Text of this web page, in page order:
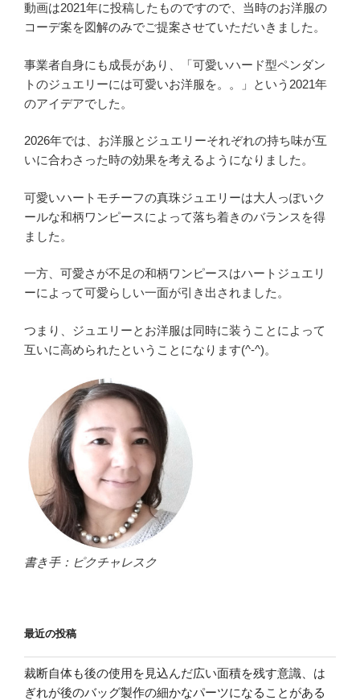
動画は2021年に投稿したものですので、当時のお洋服の
コーデ案を図解のみでご提案させていただいきました。
事業者自身にも成長があり、「可愛いハード型ペンダン
トのジュエリーには可愛いお洋服を。。」という2021年
のアイデアでした。
2026年では、お洋服とジュエリーそれぞれの持ち味が互
いに合わさった時の効果を考えるようになりました。
可愛いハートモチーフの真珠ジュエリーは大人っぽいク
ールな和柄ワンピースによって落ち着きのバランスを得
ました。
一方、可愛さが不足の和柄ワンピースはハートジュエリ
ーによって可愛らしい一面が引き出されました。
つまり、ジュエリーとお洋服は同時に装うことによって
互いに高められたということになります(^-^)。
書き手：ピクチャレスク
最近の投稿
裁断自体も後の使用を見込んだ広い面積を残す意識、は
ぎれが後のバッグ製作の細かなパーツになることがある